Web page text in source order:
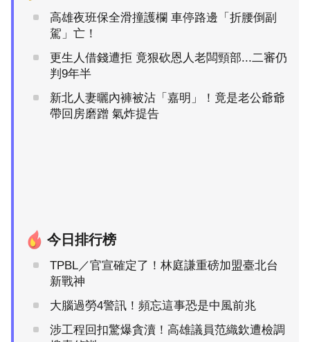
高雄夜班保全滑撞護欄 車停路邊「折腰倒副
駕」亡！
更生人借錢遭拒 竟狠砍恩人老闆頸部...二審仍
判9年半
新北人妻曬內褲被沾「嘉明」！竟是老公爺爺
帶回房磨蹭 氣炸提告
今日排行榜
TPBL／官宣確定了！林庭謙重磅加盟臺北台
新戰神
大腦過勞4警訊！頻忘這事恐是中風前兆
涉工程回扣驚爆貪瀆！高雄議員范織欽遭檢調